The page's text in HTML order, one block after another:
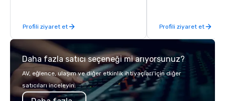
day hikes we provide luxury self-
guided inn-to-in walking vacations
from the gateway City of San
Francisco to the California wine
country with a focus on superb hiking,
lodging, food and wine. We also have
a Monterey Bay Trek.
Profili ziyaret et
years of industry
commitment to
smart, reliable
make the end-user
seamless from start to
Profili ziyaret et
Daha fazla satıcı seçeneği mi arıyorsunuz?
AV, eğlence, ulaşım ve diğer etkinlik ihtiyaçları için diğer
satıcıları inceleyin.